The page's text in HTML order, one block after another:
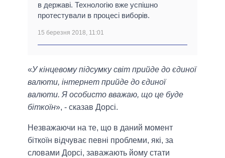
в державі. Технологію вже успішно
протестували в процесі виборів.
15 березня 2018, 11:01
«У кінцевому підсумку світ прийде до єдиної
валюти, інтернет прийде до єдиної
валюти. Я особисто вважаю, що це буде
біткоїн», - сказав Дорсі.
Незважаючи на те, що в даний момент
біткоїн відчуває певні проблеми, які, за
словами Дорсі, заважають йому стати